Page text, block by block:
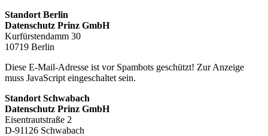
Standort Berlin
Datenschutz Prinz GmbH
Kurfürstendamm 30
10719 Berlin
Diese E-Mail-Adresse ist vor Spambots geschützt! Zur Anzeige
muss JavaScript eingeschaltet sein.
Standort Schwabach
Datenschutz Prinz GmbH
Eisentrautstraße 2
D-91126 Schwabach